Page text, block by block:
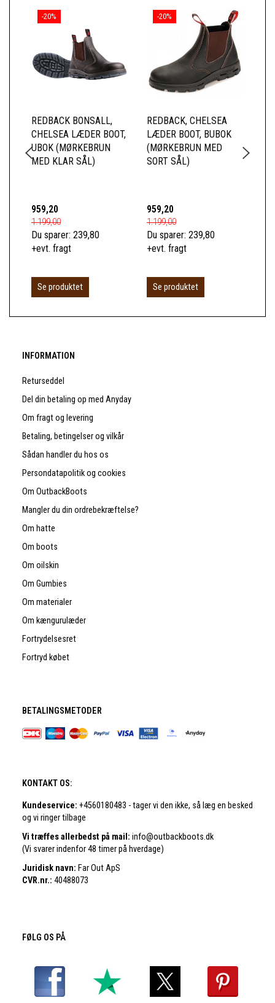
-20%
REDBACK BONSALL,
CHELSEA LÆDER BOOT,
UBOK (MØRKEBRUN
MED KLAR SÅL)
959,20
1.199,00
Du sparer: 239,80
+evt. fragt
Se produktet
-20%
REDBACK, CHELSEA
LÆDER BOOT, BUBOK
(MØRKEBRUN MED
SORT SÅL)
959,20
1.199,00
Du sparer: 239,80
+evt. fragt
Se produktet
INFORMATION
Returseddel
Del din betaling op med Anyday
Om fragt og levering
Betaling, betingelser og vilkår
Sådan handler du hos os
Persondatapolitik og cookies
Om OutbackBoots
Mangler du din ordrebekræftelse?
Om hatte
Om boots
Om oilskin
Om Gumbies
Om materialer
Om kængurulæder
Fortrydelsesret
Fortryd købet
BETALINGSMETODER
KONTAKT OS:
Kundeservice: +4560180483 - tager vi den ikke, så læg en besked
og vi ringer tilbage
Vi træffes allerbedst på mail: info@outbackboots.dk
(Vi svarer indenfor 48 timer på hverdage)
Juridisk navn: Far Out ApS
CVR.nr.: 40488073
FØLG OS PÅ